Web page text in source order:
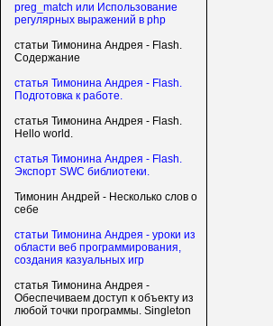
preg_match или Использование
регулярных выражений в php
статьи Тимонина Андрея - Flash.
Содержание
статья Тимонина Андрея - Flash.
Подготовка к работе.
статья Тимонина Андрея - Flash.
Hello world.
статья Тимонина Андрея - Flash.
Экспорт SWC библиотеки.
Тимонин Андрей - Несколько слов о
себе
статьи Тимонина Андрея - уроки из
области веб программирования,
создания казуальных игр
статья Тимонина Андрея -
Обеспечиваем доступ к объекту из
любой точки программы. Singleton